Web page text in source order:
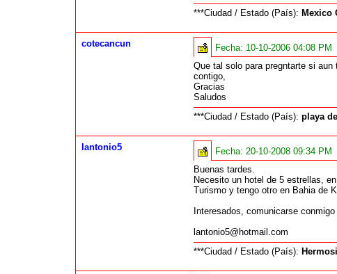
***Ciudad / Estado (País): Mexico
cotecancun Fecha: 10-10-2006 04:08 PM
Que tal solo para pregntarte si
contigo,
Gracias
Saludos
***Ciudad / Estado (País): playa
lantonio5 Fecha: 20-10-2008 09:34 PM
Buenas tardes.
Necesito un hotel de 5 estrellas,
Turismo y tengo otro en Bahia de
Interesados, comunicarse conmigo
lantonio5@hotmail.com
***Ciudad / Estado (País):